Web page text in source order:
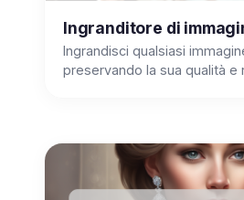
Ingranditore di
Ingrandisci qualsiasi
preservando la sua qualità e